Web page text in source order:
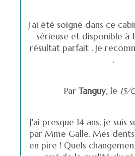
J'ai été soigné dans ce
sérieuse et disponible à
résultat parfait . Je
.
ParTanguy, le 15/
J'ai presque 14 ans, je suis
par Mme Galle. Mes
en pire ! Quels